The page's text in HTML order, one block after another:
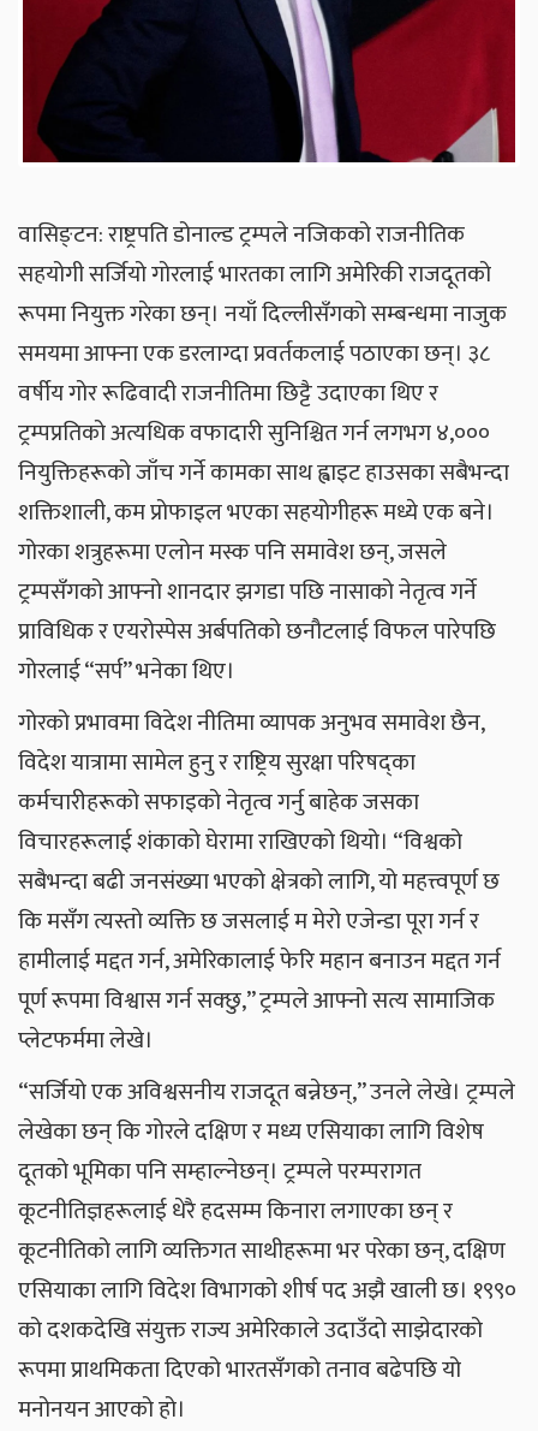
वासिङ्टन: राष्ट्रपति डोनाल्ड ट्रम्पले नजिकको राजनीतिक
सहयोगी सर्जियो गोरलाई भारतका लागि अमेरिकी राजदूतको
रूपमा नियुक्त गरेका छन्। नयाँ दिल्लीसँगको सम्बन्धमा नाजुक
समयमा आफ्ना एक डरलाग्दा प्रवर्तकलाई पठाएका छन्। ३८
वर्षीय गोर रूढिवादी राजनीतिमा छिट्टै उदाएका थिए र
ट्रम्पप्रतिको अत्यधिक वफादारी सुनिश्चित गर्न लगभग ४,०००
नियुक्तिहरूको जाँच गर्ने कामका साथ ह्वाइट हाउसका सबैभन्दा
शक्तिशाली, कम प्रोफाइल भएका सहयोगीहरू मध्ये एक बने।
गोरका शत्रुहरूमा एलोन मस्क पनि समावेश छन्, जसले
ट्रम्पसँगको आफ्नो शानदार झगडा पछि नासाको नेतृत्व गर्ने
प्राविधिक र एयरोस्पेस अर्बपतिको छनौटलाई विफल पारेपछि
गोरलाई “सर्प” भनेका थिए।
गोरको प्रभावमा विदेश नीतिमा व्यापक अनुभव समावेश छैन,
विदेश यात्रामा सामेल हुनु र राष्ट्रिय सुरक्षा परिषद्का
कर्मचारीहरूको सफाइको नेतृत्व गर्नु बाहेक जसका
विचारहरूलाई शंकाको घेरामा राखिएको थियो। “विश्वको
सबैभन्दा बढी जनसंख्या भएको क्षेत्रको लागि, यो महत्त्वपूर्ण छ
कि मसँग त्यस्तो व्यक्ति छ जसलाई म मेरो एजेन्डा पूरा गर्न र
हामीलाई मद्दत गर्न, अमेरिकालाई फेरि महान बनाउन मद्दत गर्न
पूर्ण रूपमा विश्वास गर्न सक्छु,” ट्रम्पले आफ्नो सत्य सामाजिक
प्लेटफर्ममा लेखे।
“सर्जियो एक अविश्वसनीय राजदूत बन्नेछन्,” उनले लेखे। ट्रम्पले
लेखेका छन् कि गोरले दक्षिण र मध्य एसियाका लागि विशेष
दूतको भूमिका पनि सम्हाल्नेछन्। ट्रम्पले परम्परागत
कूटनीतिज्ञहरूलाई धेरै हदसम्म किनारा लगाएका छन् र
कूटनीतिको लागि व्यक्तिगत साथीहरूमा भर परेका छन्, दक्षिण
एसियाका लागि विदेश विभागको शीर्ष पद अझै खाली छ। १९९०
को दशकदेखि संयुक्त राज्य अमेरिकाले उदाउँदो साझेदारको
रूपमा प्राथमिकता दिएको भारतसँगको तनाव बढेपछि यो
मनोनयन आएको हो।